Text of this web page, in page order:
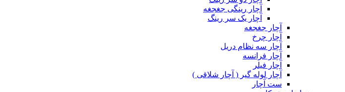
آچار رینگی جغجغه
آچار یک سر رینگ
آچار جغجغه
آچار چرخ
آچار سه نظام دریل
آچار فرانسه
آچار فیلر
آچار لوله گیر ( آچار شلاقی )
ست آچار